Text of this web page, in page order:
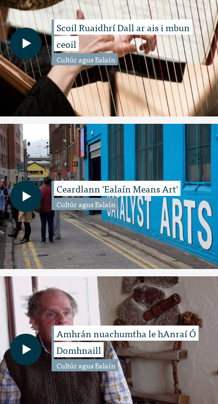
Scoil Ruaidhrí Dall ar ais i mbun
ceoil
Cultúr agus Ealaín
Ceardlann 'Ealaín Means Art'
Cultúr agus Ealaín
Amhrán nuachumtha le hAnraí Ó
Domhnaill
Cultúr agus Ealaín